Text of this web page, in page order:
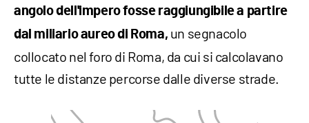
angolo dell'impero fosse raggiungibile a partire
dal miliario aureo di Roma, un segnacolo
collocato nel foro di Roma, da cui si calcolavano
tutte le distanze percorse dalle diverse strade.